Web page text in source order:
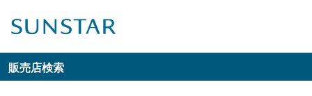
販売店検索